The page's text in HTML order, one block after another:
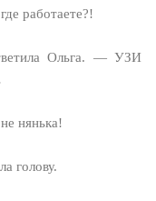
работаете?!
Ольга. — УЗИ
нянька!
голову.